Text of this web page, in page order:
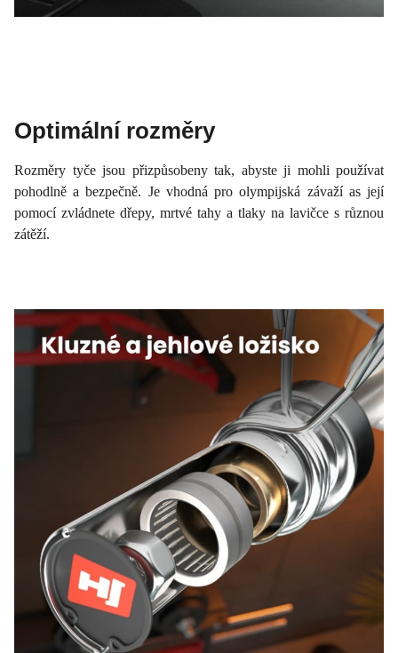
Optimální rozměry
Rozměry tyče jsou přizpůsobeny tak, abyste ji mohli používat
pohodlně a bezpečně. Je vhodná pro olympijská závaží as její
pomocí zvládnete dřepy, mrtvé tahy a tlaky na lavičce s různou
zátěží.